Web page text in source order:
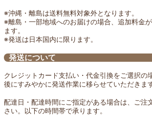
※沖縄・離島は送料無料対象外となります。
※離島・一部地域へのお届けの場合、追加料金
ます。
※発送は日本国内に限ります。
発送について
クレジットカード支払い・代金引換をご選択の
後にすみやかに発送作業に移らせていただきます
配達日・配達時間にご指定がある場合は、ご注
さい。以下の時間帯で承ります。